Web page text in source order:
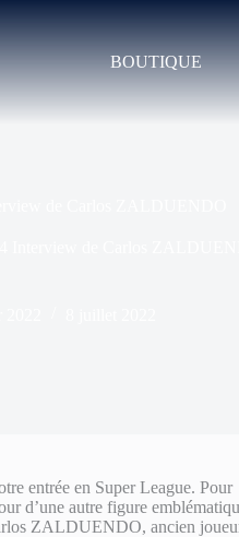
BOUTIQUE
entrée en Super League. Pour
d’une autre figure
ZALDUENDO, ancien